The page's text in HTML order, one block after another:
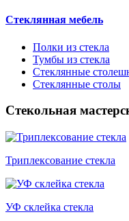
Стеклянная мебель
Полки из стекла
Тумбы из стекла
Стеклянные
Стеклянные столы
Стекольная
Триплексование стекла
УФ склейка стекла